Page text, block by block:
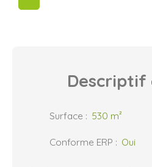
Descriptif
Surface : 530 m²
Conforme ERP : Oui